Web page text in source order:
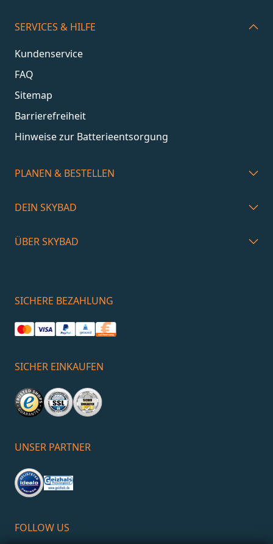
SERVICES & HILFE
Kundenservice
FAQ
Sitemap
Barrierefreiheit
Hinweise zur Batterieentsorgung
PLANEN & BESTELLEN
DEIN SKYBAD
ÜBER SKYBAD
SICHERE BEZAHLUNG
SICHER EINKAUFEN
UNSER PARTNER
FOLLOW US